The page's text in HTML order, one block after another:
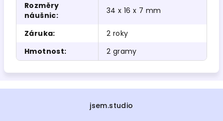
Rozměry
náušnic: 34 x 16 x 7 mm
Záruka:
2 roky
Hmotnost: 2 gramy
jsem.studio